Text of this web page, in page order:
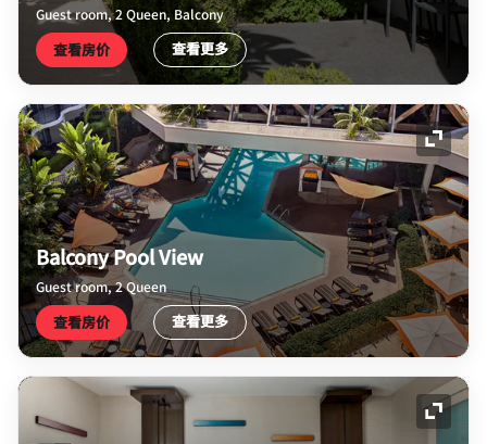
Guest room, 2 Queen, Balcony
查看房价 查看更多
展开
Balcony Pool View
Guest room, 2 Queen
查看房价 查看更多
展开